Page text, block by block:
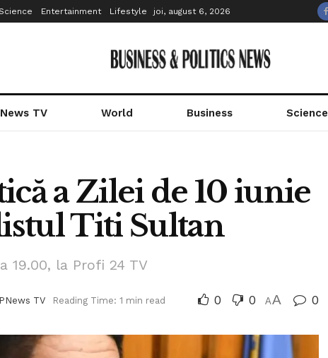
Entertainment Lifestyle joi, august 6, 2026
TV World Business Science
a Zilei de 10 iunie
Titi Sultan
19.00, la Profi 24 TV
TV Reading Time: 1 min read 0 0 AA 0